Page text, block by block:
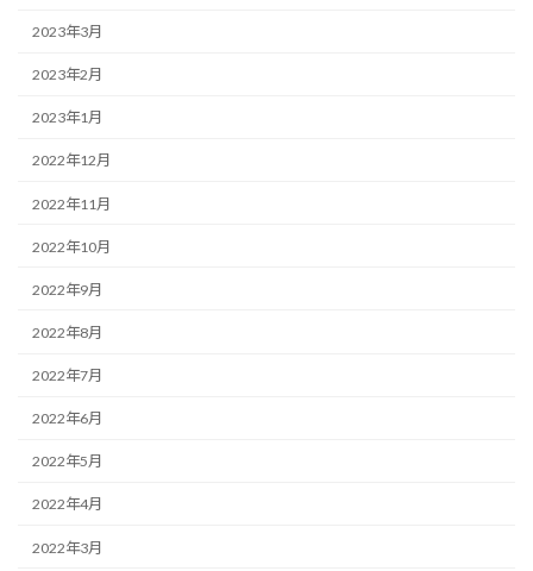
2023年3月
2023年2月
2023年1月
2022年12月
2022年11月
2022年10月
2022年9月
2022年8月
2022年7月
2022年6月
2022年5月
2022年4月
2022年3月